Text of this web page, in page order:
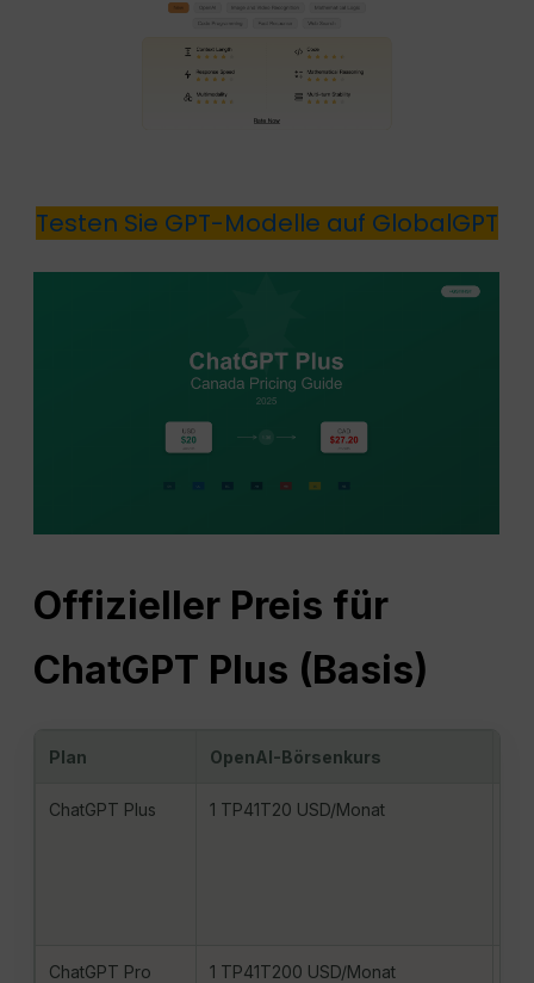
Testen Sie GPT-Modelle auf GlobalGPT
Offizieller Preis für
ChatGPT Plus (Basis)
Plan OpenAI-Börsenkurs
ChatGPT Plus 1 TP41T20 USD/Monat
ChatGPT Pro 1 TP41T200 USD/Monat